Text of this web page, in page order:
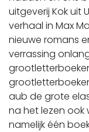
uitgeverij Kok uit
verhaal in Max
nieuwe romans
verrassing
aub de grote
na het lezen ook
namelijk één